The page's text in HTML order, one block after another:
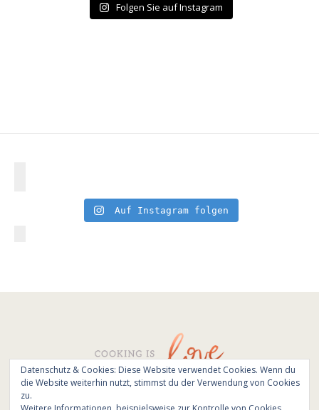
Folgen Sie auf Instagram
Auf Instagram folgen
© All Rights Reserved - Cooking is love 2017.
Datenschutz & Cookies: Diese Website verwendet Cookies. Wenn du
die Website weiterhin nutzt, stimmst du der Verwendung von Cookies
zu.